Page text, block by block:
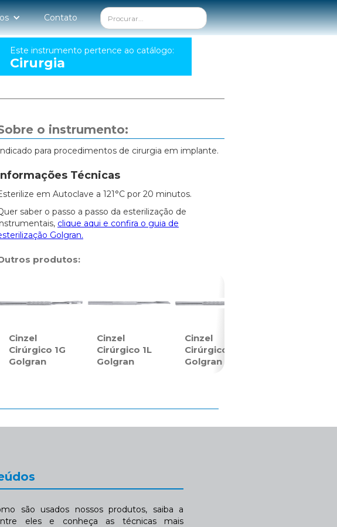
Contato
Este instrumento pertence ao catálogo:
Cirurgia
o instrumento:
para procedimentos de cirurgia em implante.
Técnicas
em Autoclave a 121°C por 20 minutos.
saber o passo a passo da esterilização de
clique aqui e confira o guia de
Golgran.
produtos:
Cinzel
Cirúrgico 1G
Golgran
Cinzel
Cirúrgico 1L
Golgran
Cinzel
Cirúrgico 2G
Golgran
são usados nossos produtos, saiba a
eles e conheça as técnicas mais